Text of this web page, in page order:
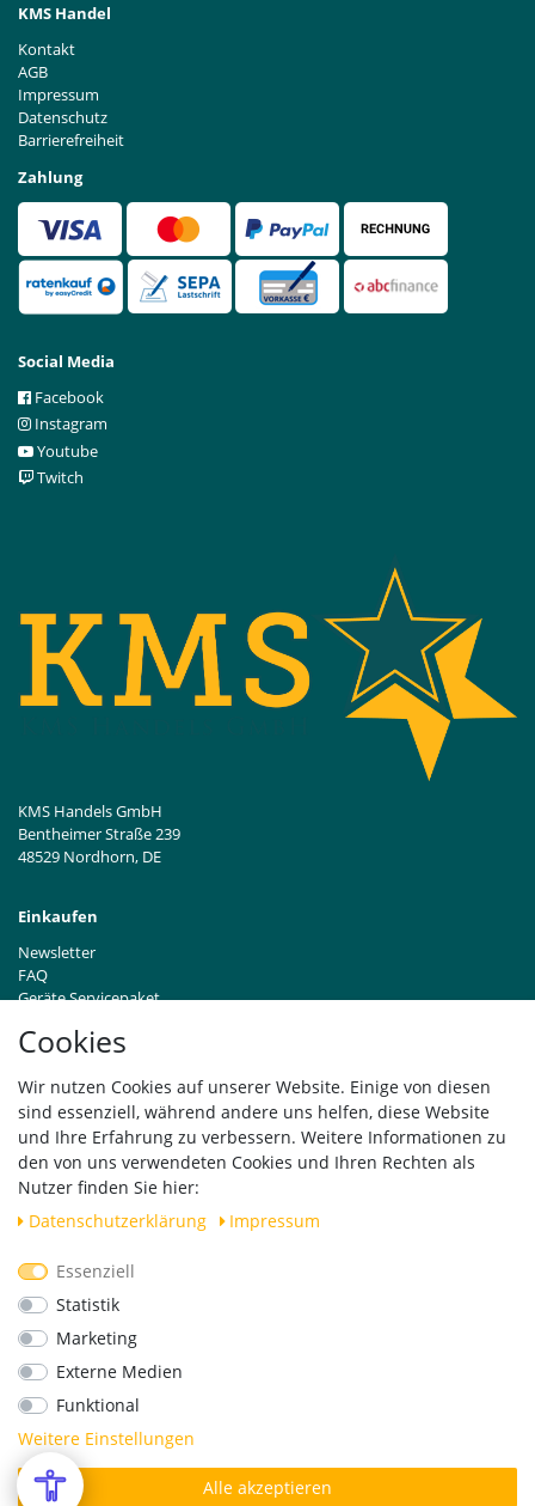
Cookies
Wir nutzen Cookies auf unserer Website. Einige von diesen
sind essenziell, während andere uns helfen, diese Website
und Ihre Erfahrung zu verbessern. Weitere Informationen zu
den von uns verwendeten Cookies und Ihren Rechten als
Nutzer finden Sie hier:
Daten­schutz­erklärung
Impressum
Essenziell
Statistik
Marketing
Externe Medien
Funktional
Weitere Einstellungen
Alle akzeptieren
KMS Handel
Kontakt
AGB
Impressum
Datenschutz
Barrierefreiheit
Zahlung
Social Media
Facebook
Instagram
Youtube
Twitch
KMS Handels GmbH
Bentheimer Straße 239
48529 Nordhorn, DE
Einkaufen
Newsletter
FAQ
Geräte Servicepaket
Händleranfragen B2B
Widerrufsrecht
Vertrag widerrufen
Versand
Geprüfte Sicherheit